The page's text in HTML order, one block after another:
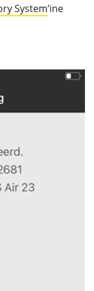
System’ine